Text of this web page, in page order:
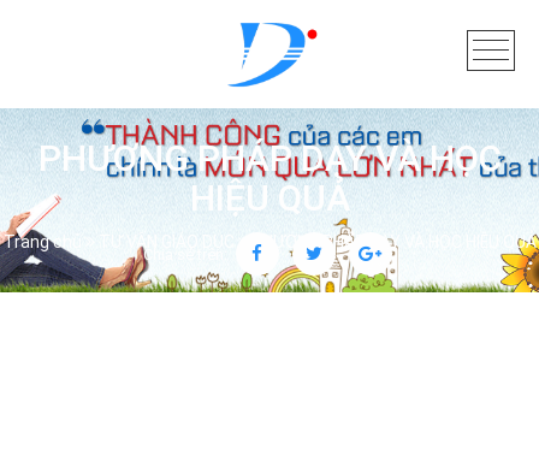
PHƯƠNG PHÁP DẠY VÀ HỌC
HIỆU QUẢ
Trang chủ TƯ VẤN GIÁO DỤC PHƯƠNG PHÁP DẠY VÀ HỌC HIỆU QUẢ
Chia sẻ trên: